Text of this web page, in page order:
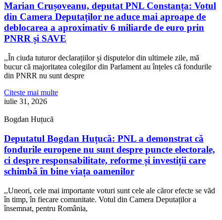
Marian Crușoveanu, deputat PNL Constanța: Votul
din Camera Deputaților ne aduce mai aproape de
deblocarea a aproximativ 6 miliarde de euro prin
PNRR și SAVE
,,În ciuda tuturor declarațiilor și disputelor din ultimele zile, mă
bucur că majoritatea colegilor din Parlament au înțeles că fondurile
din PNRR nu sunt despre
Citeste mai multe
iulie 31, 2026
Bogdan Huțucă
Deputatul Bogdan Huțucă: PNL a demonstrat că
fondurile europene nu sunt despre puncte electorale,
ci despre responsabilitate, reforme și investiții care
schimbă în bine viața oamenilor
,,Uneori, cele mai importante voturi sunt cele ale căror efecte se văd
în timp, în fiecare comunitate. Votul din Camera Deputaților a
însemnat, pentru România,